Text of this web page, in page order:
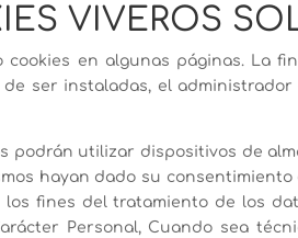
VIVEROS
en algunas páginas. La
ser instaladas, el
podrán utilizar dispositivos de
hayan dado su
fines del tratamiento de los
Personal, Cuando sea